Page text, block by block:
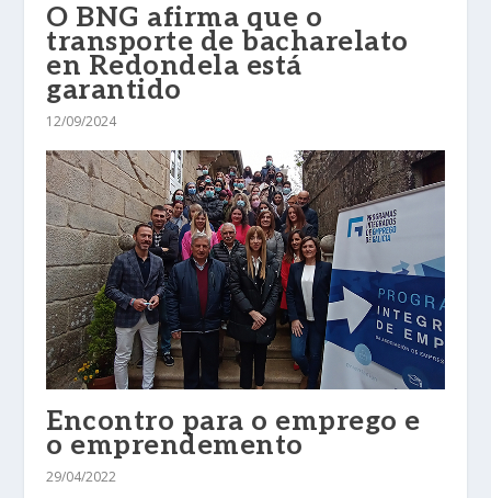
O BNG afirma que o
transporte de bacharelato
en Redondela está
garantido
12/09/2024
Encontro para o emprego e
o emprendemento
29/04/2022